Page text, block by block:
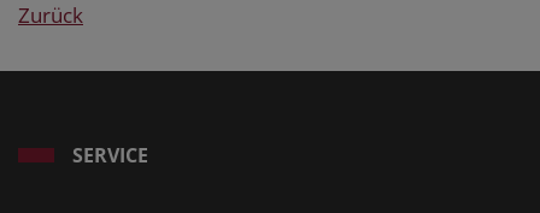
Zurück
SERVICE